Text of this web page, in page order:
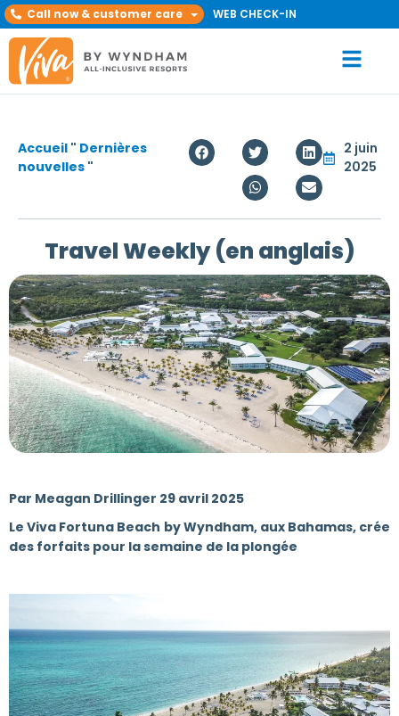
Call now & customer care WEB CHECK-IN
Accueil " Dernières
nouvelles "
2 juin
2025
Travel Weekly (en anglais)
Par Meagan Drillinger 29 avril 2025
Le Viva Fortuna Beach by Wyndham, aux Bahamas, crée
des forfaits pour la semaine de la plongée